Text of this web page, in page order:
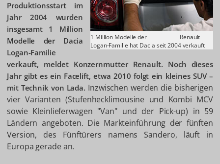
1 Million Modelle der
Renault
Logan-Familie hat Dacia seit 2004 verkauft
Produktionsstart im
Jahr 2004 wurden
insgesamt 1 Million
Modelle der Dacia
Logan-Familie
verkauft, meldet Konzernmutter Renault. Noch dieses
Jahr gibt es ein Facelift, etwa 2010 folgt ein kleines SUV –
mit Technik von Lada. Inzwischen werden die bisherigen
vier Varianten (Stufenhecklimousine und Kombi MCV
sowie Kleinlieferwagen "Van" und der Pick-up) in 59
Ländern angeboten. Die Markteinführung der fünften
Version, des Fünftürers namens Sandero, läuft in
Europa gerade an.